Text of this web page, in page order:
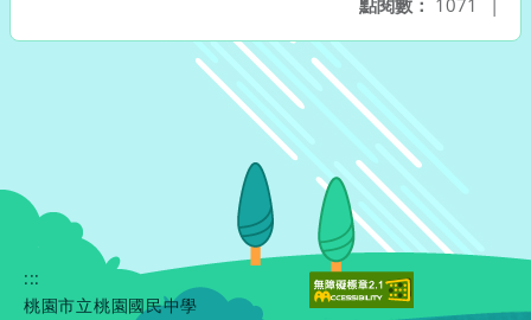
點閱數： 1071 |
:::
桃園市立桃園國民中學